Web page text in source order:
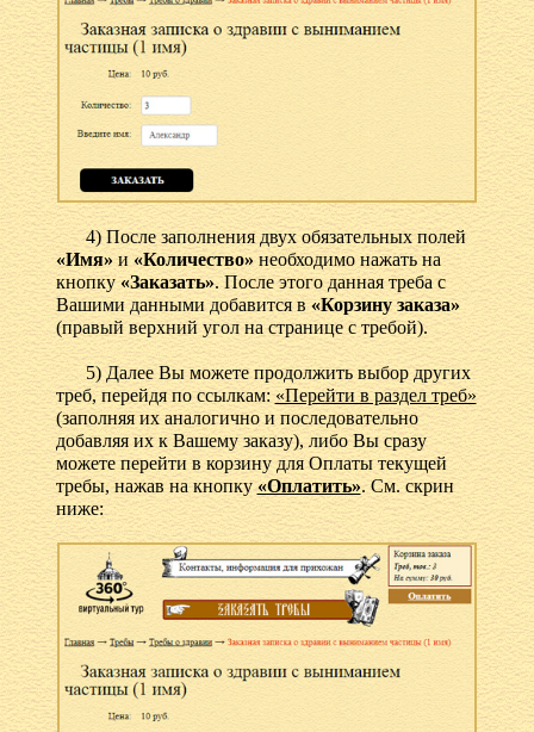
4) После заполнения двух обязательных полей
«Имя»и «Количество»необходимо нажать на
кнопку«Заказать». После этого данная треба с
Вашими данными добавится в«Корзину заказа»
(правый верхний угол на странице с требой).
5) Далее Вы можете продолжить выбор других
треб, перейдя по ссылкам:«Перейти в раздел треб»
(заполняя их аналогично и последовательно
добавляя их к Вашему заказу), либо Вы сразу
можете перейти в корзину для Оплаты текущей
требы, нажав на кнопку«Оплатить». См. скрин
ниже: